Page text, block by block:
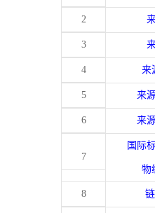
2
3
4 来
5 来
6 来
7
国际
物
8